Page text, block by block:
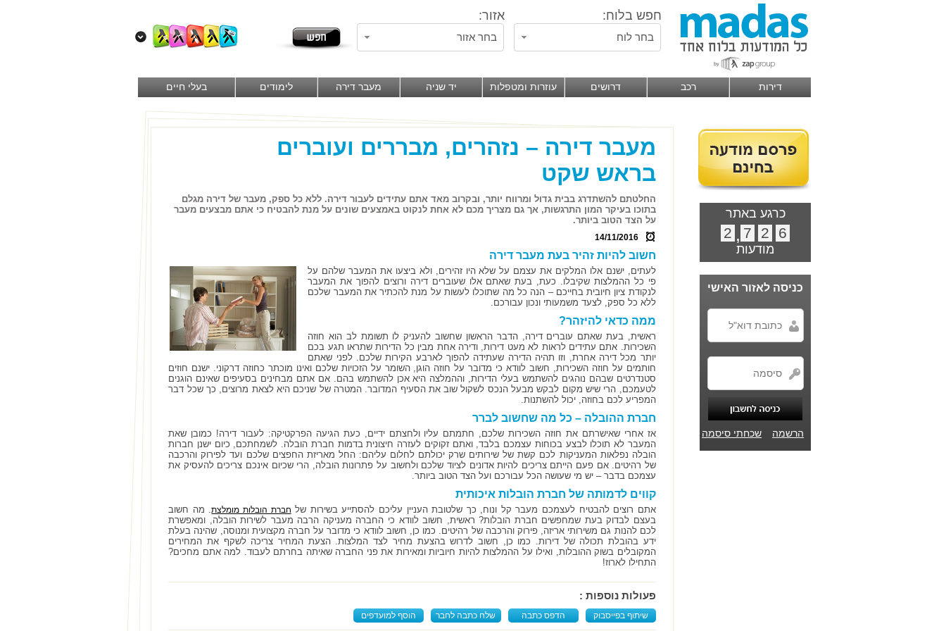
חפש בלוח: אזור:
בחר לוח בחר אזור
דירות רכב דרושים עוזרות ומטפלות יד שניה מעבר דירה לימודים בעלי חיים
כרגע באתר
6
2
7
,
2
מודעות
כניסה לאזור האישי
הרשמה שכחתי סיסמה
מעבר דירה – נזהרים, מבררים ועוברים
בראש שקט
החלטתם להשתדרג בבית גדול ומרווח יותר, ובקרוב מאד אתם עתידים לעבור דירה. ללא כל ספק, מעבר של דירה מגלם
בתוכו בעיקר המון התרגשות, אך גם מצריך מכם לא אחת לנקוט באמצעים שונים על מנת להבטיח כי אתם מבצעים מעבר
על הצד הטוב ביותר.
14/11/2016
חשוב להיות זהיר בעת מעבר דירה
לעתים, ישנם אלו המלקים את עצמם על שלא היו זהירים, ולא ביצעו את המעבר שלהם על
פי כל ההמלצות שקיבלו. כעת, בעת שאתם אלו שעוברים דירה ורוצים להפוך את המעבר
לנקודת ציון חיובית בחייכם – הנה כל מה שתוכלו לעשות על מנת להכתיר את המעבר שלכם
ללא כל ספק, לצעד משמעותי ונכון עבורכם.
ממה כדאי להיזהר?
ראשית, בעת שאתם עוברים דירה, הדבר הראשון שחשוב להעניק לו תשומת לב הוא חוזה
השכירות. אתם עתידים לראות לא מעט דירות, ודירה אחת מבין כל הדירות שתראו תגע בכם
יותר מכל דירה אחרת, וזו תהיה הדירה שעתידה להפוך לארבע הקירות שלכם. לפני שאתם
חותמים על חוזה השכירות, חשוב לוודא כי מדובר על חוזה הוגן, השומר על הזכויות שלכם ואינו מוכתר כחוזה דרקוני. ישנם חוזים
סטנדרטים שבהם נוהגים להשתמש בעלי הדירות, וההמלצה היא אכן להשתמש בהם. אם אתם מבחינים בסעיפים שאינם הוגנים
לטעמכם, הרי שיש מקום לבקש מבעל הנכס לשקול שוב את הסעיף המדובר. המטרה של שניכם היא לצאת מרוצים, כך שכל דבר
המפריע לכם בחוזה, יכול להשתנות.
חברת ההובלה – כל מה שחשוב לברר
אז אחרי שאישרתם את חוזה השכירות שלכם, חתמתם עליו ולחצתם ידיים, כעת הגיעה הפרקטיקה: לעבור דירה! כמובן שאת
המעבר לא תוכלו לבצע בכוחות עצמכם בלבד, ואתם זקוקים לעזרה חיצונית בדמות חברת הובלה. לשמחתכם, כיום ישנן חברות
הובלה נפלאות המעניקות לכם קשת של שירותים שרק יכולתם לחלום עליהם: החל מאריזת החפצים שלכם ועד לפירוק והרכבה
של רהיטים. אם פעם הייתם צריכים להיות אדונים לציוד שלכם ולחשוב על פתרונות הובלה, הרי שכיום אינכם צריכים להעסיק את
עצמכם בדבר – יש מי שעושה הכל עבורכם ועל הצד הטוב ביותר.
קווים לדמותה של חברת הובלות איכותית
אתם רוצים להבטיח לעצמכם מעבר קל ונוח, כך שלטובת העניין עליכם להסתייע בשירות של חברת הובלות מומלצת. מה חשוב
בעצם לבדוק בעת שמחפשים חברת הובלות? ראשית, חשוב לוודא כי החברה מעניקה הרבה מעבר לשירות הובלה, ומאפשרת
לכם להנות גם משירותי אריזה, פירוק והרכבה של רהיטים. כמו כן, חשוב לוודא כי מדובר על חברה מקצועית ומנוסה, שהינה בעלת
ידע בהובלת תכולה של דירות. כמו כן, חשוב לדרוש בהצעת מחיר לצד המלצות. הצעת המחיר צריכה לשקף את המחירים
המקובלים בשוק ההובלות, ואילו על ההמלצות להיות חיוביות ומאירות את פני החברה שאיתה בחרתם לעבוד. למה אתם מחכים?
התחילו לארוז!
פעולות נוספות :
שיתוף בפייסבוק הדפס כתבה שלח כתבה לחבר הוסף למועדפים